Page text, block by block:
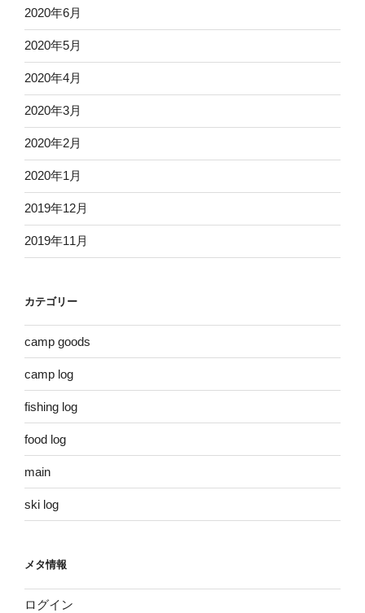
2020年6月
2020年5月
2020年4月
2020年3月
2020年2月
2020年1月
2019年12月
2019年11月
カテゴリー
camp goods
camp log
fishing log
food log
main
ski log
メタ情報
ログイン